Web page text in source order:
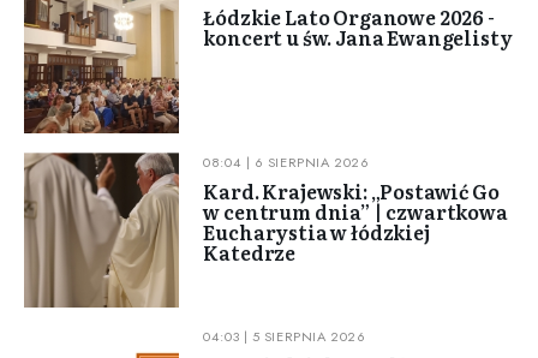
Łódzkie Lato Organowe 2026 -
koncert u św. Jana Ewangelisty
08:04 | 6 SIERPNIA 2026
Kard. Krajewski: „Postawić Go
w centrum dnia” | czwartkowa
Eucharystia w łódzkiej
Katedrze
04:03 | 5 SIERPNIA 2026